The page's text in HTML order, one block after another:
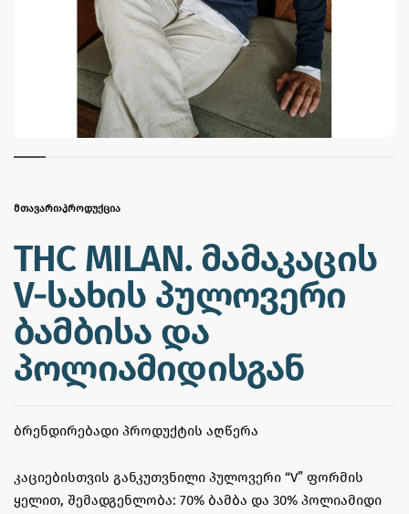
ᲛᲗᲐᲕᲐᲠᲘ›ᲞᲠᲝᲓᲣᲥᲪᲘᲐ
THC MILAN. მამაკაცის
V-სახის პულოვერი
ბამბისა და
პოლიამიდისგან
ᲑᲠᲔᲜᲓᲘᲠᲔᲑᲐᲓᲘ ᲞᲠᲝᲓᲣᲥᲢᲘᲡ ᲐᲦᲬᲔᲠᲐ
კაციებისთვის განკუთვნილი პულოვერი “V” ფორმის
ყელით, შემადგენლობა: 70% ბამბა და 30% პოლიამიდი